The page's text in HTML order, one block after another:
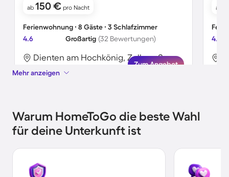
ab 150 € pro Nacht
Ferienwohnung ∙ 8 Gäste ∙ 3 Schlafzimmer
4.6
Großartig (32 Bewertungen)
Dienten am Hochkönig, Zell am See, Österreich
Zum Angebot
ab
4.5
Mehr anzeigen
Warum HomeToGo die beste Wahl
für deine Unterkunft ist